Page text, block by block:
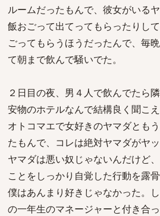
ルームだったもんで、彼女がいる
飯おごって出てってもらったりし
ごってもらうほうだったんで、毎
て朝まで飲んで騒いでた。
２日目の夜、男４人で飲んでたら
安物のホテルなんで結構良く聞こ
オトコマエで女好きのヤマダとも
たもんで、コレは絶対ヤマダがヤッ
ヤマダは悪い奴じゃないんだけど
ことをしっかり自覚した行動を露骨
僕はあんまり好きじゃなかった。
の一年生のマネージャーと付き合